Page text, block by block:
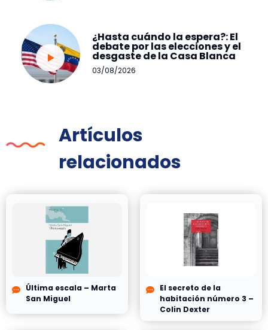
¿Hasta cuándo la espera?: El
debate por las elecciones y el
desgaste de la Casa Blanca
03/08/2026
Artículos
relacionados
Última escala – Marta
San Miguel
El secreto de la
habitación número 3 –
Colin Dexter